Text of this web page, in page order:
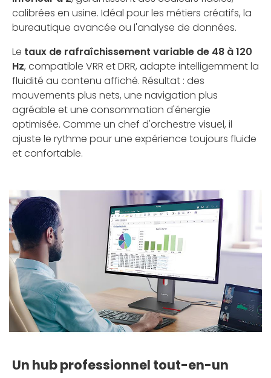
calibrées en usine. Idéal pour les métiers créatifs, la
bureautique avancée ou l'analyse de données.
Le taux de rafraîchissement variable de 48 à 120
Hz, compatible VRR et DRR, adapte intelligemment la
fluidité au contenu affiché. Résultat : des
mouvements plus nets, une navigation plus
agréable et une consommation d'énergie
optimisée. Comme un chef d'orchestre visuel, il
ajuste le rythme pour une expérience toujours fluide
et confortable.
Un hub professionnel tout-en-un